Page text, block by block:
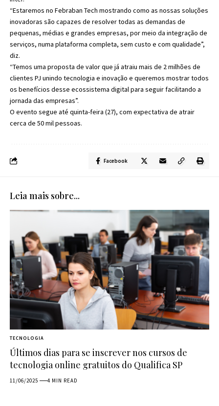
“Estaremos no Febraban Tech mostrando como as nossas soluções
inovadoras são capazes de resolver todas as demandas de
pequenas, médias e grandes empresas, por meio da integração de
serviços, numa plataforma completa, sem custo e com qualidade”,
diz.
“Temos uma proposta de valor que já atraiu mais de 2 milhões de
clientes PJ unindo tecnologia e inovação e queremos mostrar todos
os benefícios desse ecossistema digital para seguir facilitando a
jornada das empresas”.
O evento segue até quinta-feira (27), com expectativa de atrair
cerca de 50 mil pessoas.
Facebook
Leia mais sobre...
TECNOLOGIA
Últimos dias para se inscrever nos cursos de
tecnologia online gratuitos do Qualifica SP
11/06/2025 4 MIN READ